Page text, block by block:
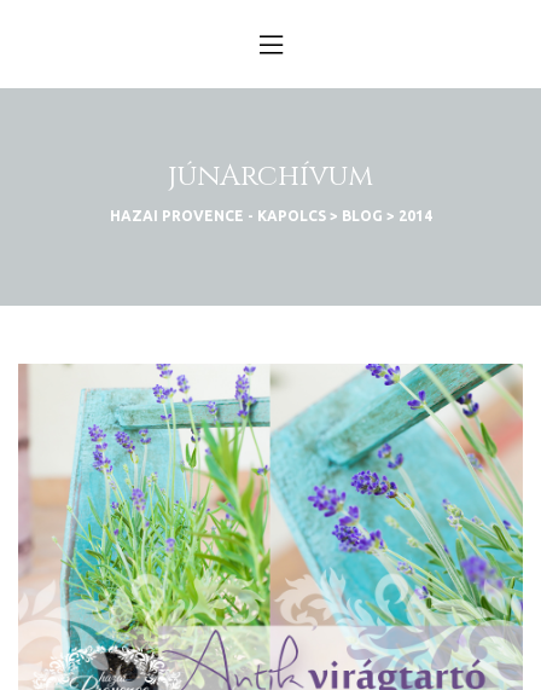
júnArchívum
HAZAI PROVENCE - KAPOLCS> BLOG > 2014
2025